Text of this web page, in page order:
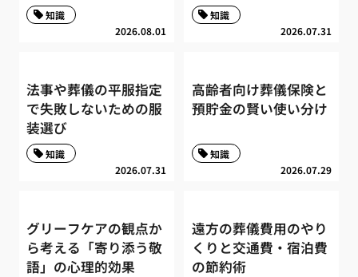
2026.08.01
知識
2026.07.31
知識
法事や葬儀の平服指定
で失敗しないための服
装選び
2026.07.31
知識
高齢者向け葬儀保険と
預貯金の賢い使い分け
2026.07.29
知識
グリーフケアの観点か
ら考える「寄り添う敬
語」の心理的効果
遠方の葬儀費用のやり
くりと交通費・宿泊費
の節約術